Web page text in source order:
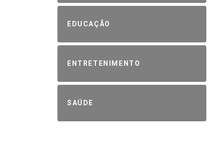
EDUCAÇÃO
ENTRETENIMENTO
SAÚDE